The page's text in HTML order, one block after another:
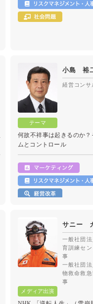
小島 裕
経営コンサ
何故不祥事は起きるのか
ムとコントロール
サニー
一般社団
育訓練セ
事
一般社団
物救命救
事